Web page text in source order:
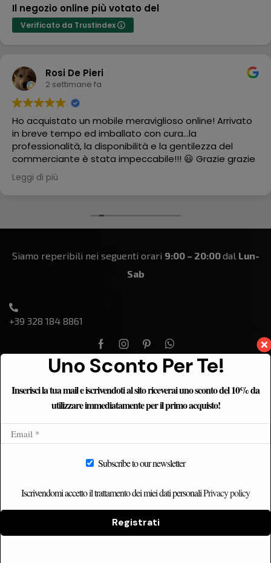
Il negozio online più votato del
Verificato da Trustindex
Rosi De Pieri
2 settimane fa
Ho acquistato un mobile meraviglioso online! Arrivato
in breve tempo ed imballato con cura...la
professionalità, la disponibilità e la gentilezza del
commerciante è stata impeccabile!!! 😃 Grazie grazie
grazie
Leggi di più
Siamo reperibili nei seguenti orari 9:00 – 20:00dal Lun-
Sab
+39 328 184 8861
ETNICHOME
Home
Uno Sconto Per Te!
Inserisci la tua mail e iscrivendoti al sito riceverai uno sconto del 10% da
utilizzare immediatamente per il primo acquisto!
Subscribe to our newsletter
Iscrivendomi accetto il trattamento dei miei dati personaliPrivacy policy
Registrati